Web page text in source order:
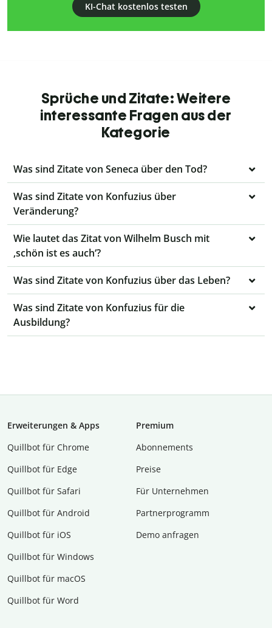
KI-Chat kostenlos testen
Sprüche und Zitate: Weitere
interessante Fragen aus der
Kategorie
Was sind Zitate von Seneca über den Tod?
Was sind Zitate von Konfuzius über
Veränderung?
Wie lautet das Zitat von Wilhelm Busch mit
‚schön ist es auch‘?
Was sind Zitate von Konfuzius über das Leben?
Was sind Zitate von Konfuzius für die
Ausbildung?
Erweiterungen & Apps
Quillbot für Chrome
Quillbot für Edge
Quillbot für Safari
Quillbot für Android
Quillbot für iOS
Quillbot für Windows
Quillbot für macOS
Quillbot für Word
Premium
Abon­ne­ments
Preise
Für Unternehmen
Partnerprogramm
Demo anfragen